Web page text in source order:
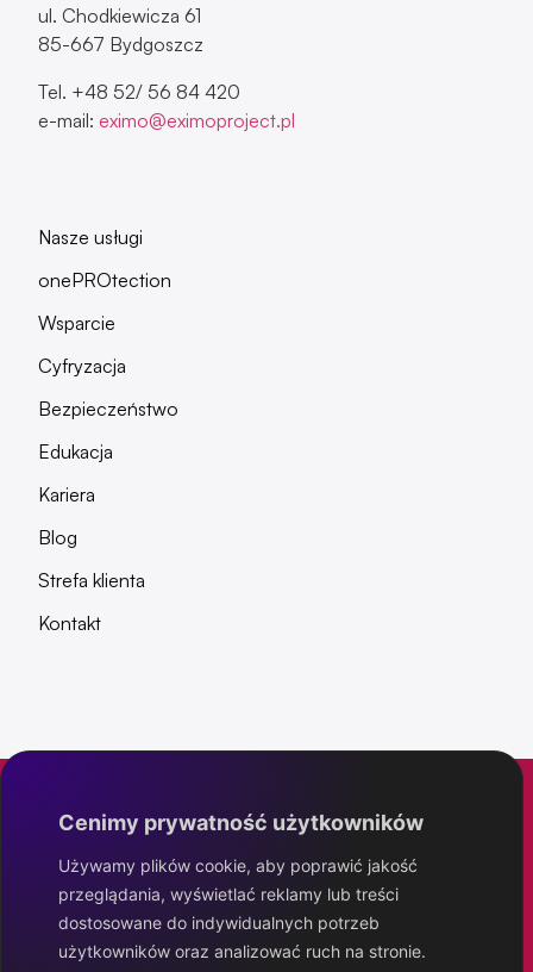
Cenimy prywatność użytkowników
Używamy plików cookie, aby poprawić jakość
przeglądania, wyświetlać reklamy lub treści
dostosowane do indywidualnych potrzeb
użytkowników oraz analizować ruch na stronie.
ul. Chodkiewicza 61
85-667 Bydgoszcz
Tel. +48 52/ 56 84 420
e-mail: eximo@eximoproject.pl
Nasze usługi
onePROtection
Wsparcie
Cyfryzacja
Bezpieczeństwo
Edukacja
Kariera
Blog
Strefa klienta
Kontakt
Eximo Project
IT poziom wyżej